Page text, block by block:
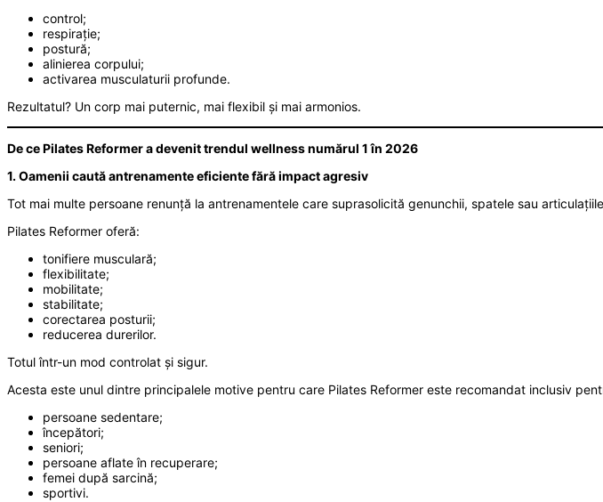
control;
respirație;
postură;
alinierea corpului;
activarea musculaturii profunde.
Rezultatul? Un corp mai puternic, mai flexibil și mai armonios.
De ce Pilates Reformer a devenit trendul wellness numărul 1 în 2026
1. Oamenii caută antrenamente eficiente fără impact agresiv
Tot mai multe persoane renunță la antrenamentele care suprasolicită genunchii, spatele sau
Pilates Reformer oferă:
tonifiere musculară;
flexibilitate;
mobilitate;
stabilitate;
corectarea posturii;
reducerea durerilor.
Totul într-un mod controlat și sigur.
Acesta este unul dintre principalele motive pentru care Pilates Reformer este recomandat inclusiv
persoane sedentare;
începători;
seniori;
persoane aflate în recuperare;
femei după sarcină;
sportivi.